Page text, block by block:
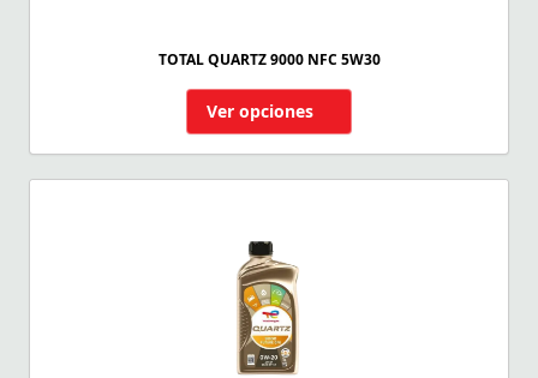
TOTAL QUARTZ 9000 NFC 5W30
Ver opciones